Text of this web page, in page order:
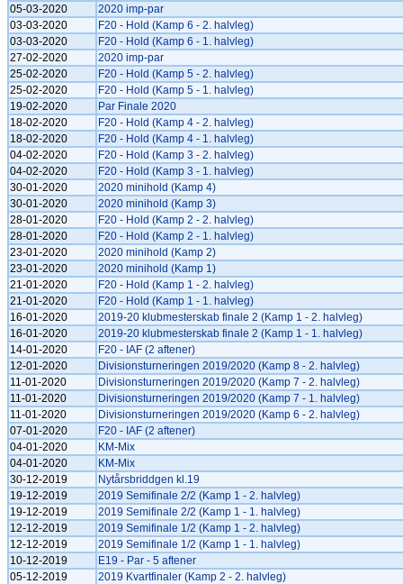
05-03-2020
2020 imp-par
03-03-2020
F20 - Hold (Kamp 6 - 2. halvleg)
03-03-2020
F20 - Hold (Kamp 6 - 1. halvleg)
27-02-2020
2020 imp-par
25-02-2020
F20 - Hold (Kamp 5 - 2. halvleg)
25-02-2020
F20 - Hold (Kamp 5 - 1. halvleg)
19-02-2020
Par Finale 2020
18-02-2020
F20 - Hold (Kamp 4 - 2. halvleg)
18-02-2020
F20 - Hold (Kamp 4 - 1. halvleg)
04-02-2020
F20 - Hold (Kamp 3 - 2. halvleg)
04-02-2020
F20 - Hold (Kamp 3 - 1. halvleg)
30-01-2020
2020 minihold (Kamp 4)
30-01-2020
2020 minihold (Kamp 3)
28-01-2020
F20 - Hold (Kamp 2 - 2. halvleg)
28-01-2020
F20 - Hold (Kamp 2 - 1. halvleg)
23-01-2020
2020 minihold (Kamp 2)
23-01-2020
2020 minihold (Kamp 1)
21-01-2020
F20 - Hold (Kamp 1 - 2. halvleg)
21-01-2020
F20 - Hold (Kamp 1 - 1. halvleg)
16-01-2020
2019-20 klubmesterskab finale 2 (Kamp 1 - 2. halvleg)
16-01-2020
2019-20 klubmesterskab finale 2 (Kamp 1 - 1. halvleg)
14-01-2020
F20 - IAF (2 aftener)
12-01-2020
Divisionsturneringen 2019/2020 (Kamp 8 - 2. halvleg)
11-01-2020
Divisionsturneringen 2019/2020 (Kamp 7 - 2. halvleg)
11-01-2020
Divisionsturneringen 2019/2020 (Kamp 7 - 1. halvleg)
11-01-2020
Divisionsturneringen 2019/2020 (Kamp 6 - 2. halvleg)
07-01-2020
F20 - IAF (2 aftener)
04-01-2020
KM-Mix
04-01-2020
KM-Mix
30-12-2019
Nytårsbriddgen kl.19
19-12-2019
2019 Semifinale 2/2 (Kamp 1 - 2. halvleg)
19-12-2019
2019 Semifinale 2/2 (Kamp 1 - 1. halvleg)
12-12-2019
2019 Semifinale 1/2 (Kamp 1 - 2. halvleg)
12-12-2019
2019 Semifinale 1/2 (Kamp 1 - 1. halvleg)
10-12-2019
E19 - Par - 5 aftener
05-12-2019
2019 Kvartfinaler (Kamp 2 - 2. halvleg)